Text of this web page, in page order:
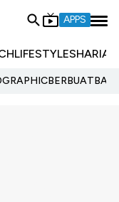
APPS
LIFESTYLESHARIA